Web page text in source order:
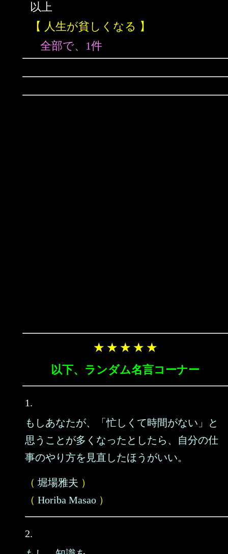
以上
【 人生が貧しくなる 】
全部で、1件
★ ★ ★ ★ ★
以下、ランダム名言コーナー
1.
もしあなたが、「忙しくて時間がない」と
思うことが多くなったとしたら、自分の仕
事のやり方を見直したほうがいい。
（ 堀場雅夫 ）
（ Horiba Masao ）
2.